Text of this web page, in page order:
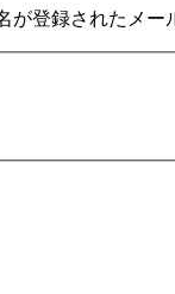
登録されたメー